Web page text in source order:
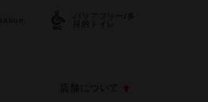
店舗について